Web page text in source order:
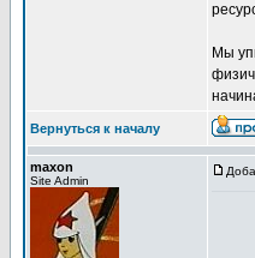
Мы
Вернуться к началу
maxon
Site Admin